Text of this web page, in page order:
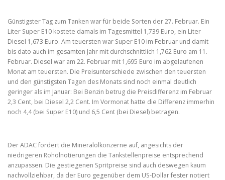
Günstigster Tag zum Tanken war für beide Sorten der 27. Februar. Ein
Liter Super E10 kostete damals im Tagesmittel 1,739 Euro, ein Liter
Diesel 1,673 Euro. Am teuersten war Super E10 im Februar und damit
bis dato auch im gesamten Jahr mit durchschnittlich 1,762 Euro am 11.
Februar. Diesel war am 22. Februar mit 1,695 Euro im abgelaufenen
Monat am teuersten. Die Preisunterschiede zwischen den teuersten
und den günstigsten Tagen des Monats sind noch einmal deutlich
geringer als im Januar: Bei Benzin betrug die Preisdifferenz im Februar
2,3 Cent, bei Diesel 2,2 Cent. Im Vormonat hatte die Differenz immerhin
noch 4,4 (bei Super E10) und 6,5 Cent (bei Diesel) betragen.
Der ADAC fordert die Mineralölkonzerne auf, angesichts der
niedrigeren Rohölnotierungen die Tankstellenpreise entsprechend
anzupassen. Die gestiegenen Spritpreise sind auch deswegen kaum
nachvollziehbar, da der Euro gegenüber dem US-Dollar fester notiert